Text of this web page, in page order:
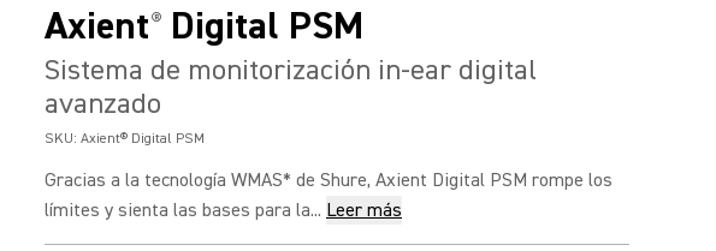
Axient® Digital PSM
Sistema de monitorización in-ear digital
avanzado
SKU: Axient® Digital PSM
Gracias a la tecnología WMAS* de Shure, Axient Digital PSM rompe los
límites y sienta las bases para la... Leer más